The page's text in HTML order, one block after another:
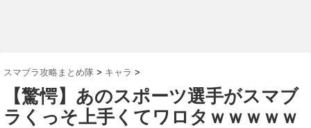
スマブラ攻略まとめ隊 > キャラ >
【驚愕】あのスポーツ選手がスマブ
ラくっそ上手くてワロタｗｗｗｗｗ